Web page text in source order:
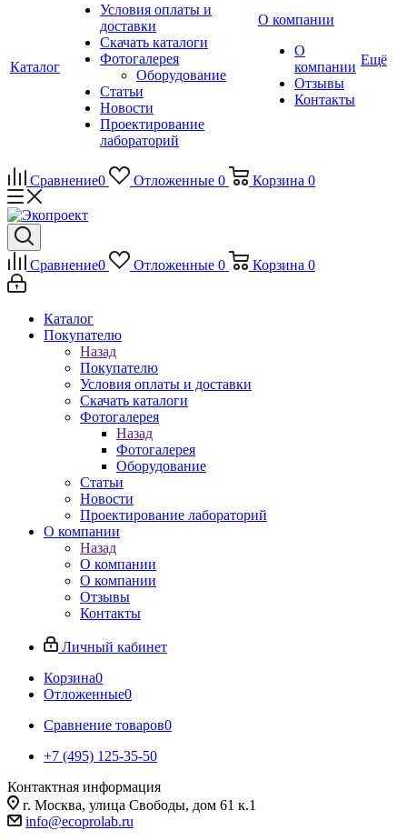
Каталог
Условия оплаты и
доставки
Скачать каталоги
Фотогалерея
Оборудование
Статьи
Новости
Проектирование
лабораторий
О компании
О
компании
Отзывы
Контакты
Ещё
Сравнение0 Отложенные 0 Корзина 0
Сравнение0 Отложенные 0 Корзина 0
Каталог
Покупателю
Назад
Покупателю
Условия оплаты и доставки
Скачать каталоги
Фотогалерея
Назад
Фотогалерея
Оборудование
Статьи
Новости
Проектирование лабораторий
О компании
Назад
О компании
О компании
Отзывы
Контакты
Личный кабинет
Корзина0
Отложенные0
Сравнение товаров0
+7 (495) 125-35-50
Контактная информация
г. Москва, улица Свободы, дом 61 к.1
info@ecoprolab.ru